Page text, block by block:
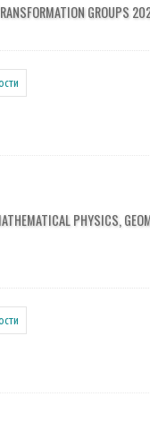
GROUPS
PHYSICS,